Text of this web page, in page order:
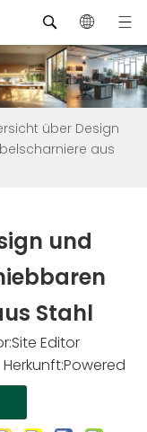
über Design
aus
und
Stahl
Editor
Powered